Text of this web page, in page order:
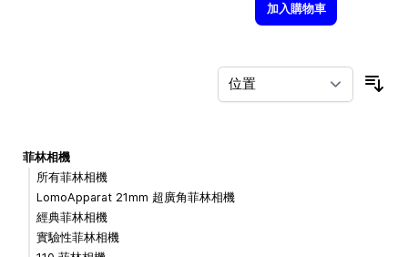
加入購物車
菲林相機
所有菲林相機
LomoApparat 21mm 超廣角菲林相機
經典菲林相機
實驗性菲林相機